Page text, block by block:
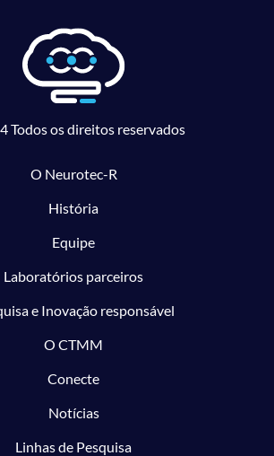
Todos os direitos reservados
O Neurotec-R
História
Equipe
Laboratórios parceiros
e Inovação responsável
O CTMM
Conecte
Notícias
Linhas de Pesquisa